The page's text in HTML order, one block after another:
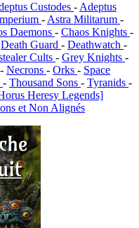
Custodes -Adeptus
-Astra Militarum -
Daemons - Chaos Knights -
Death Guard - Deathwatch -
Cults - Grey Knights -
- Necrons - Orks - Space
- Thousand Sons - Tyranids -
Heresy Legends]
et Non Alignés